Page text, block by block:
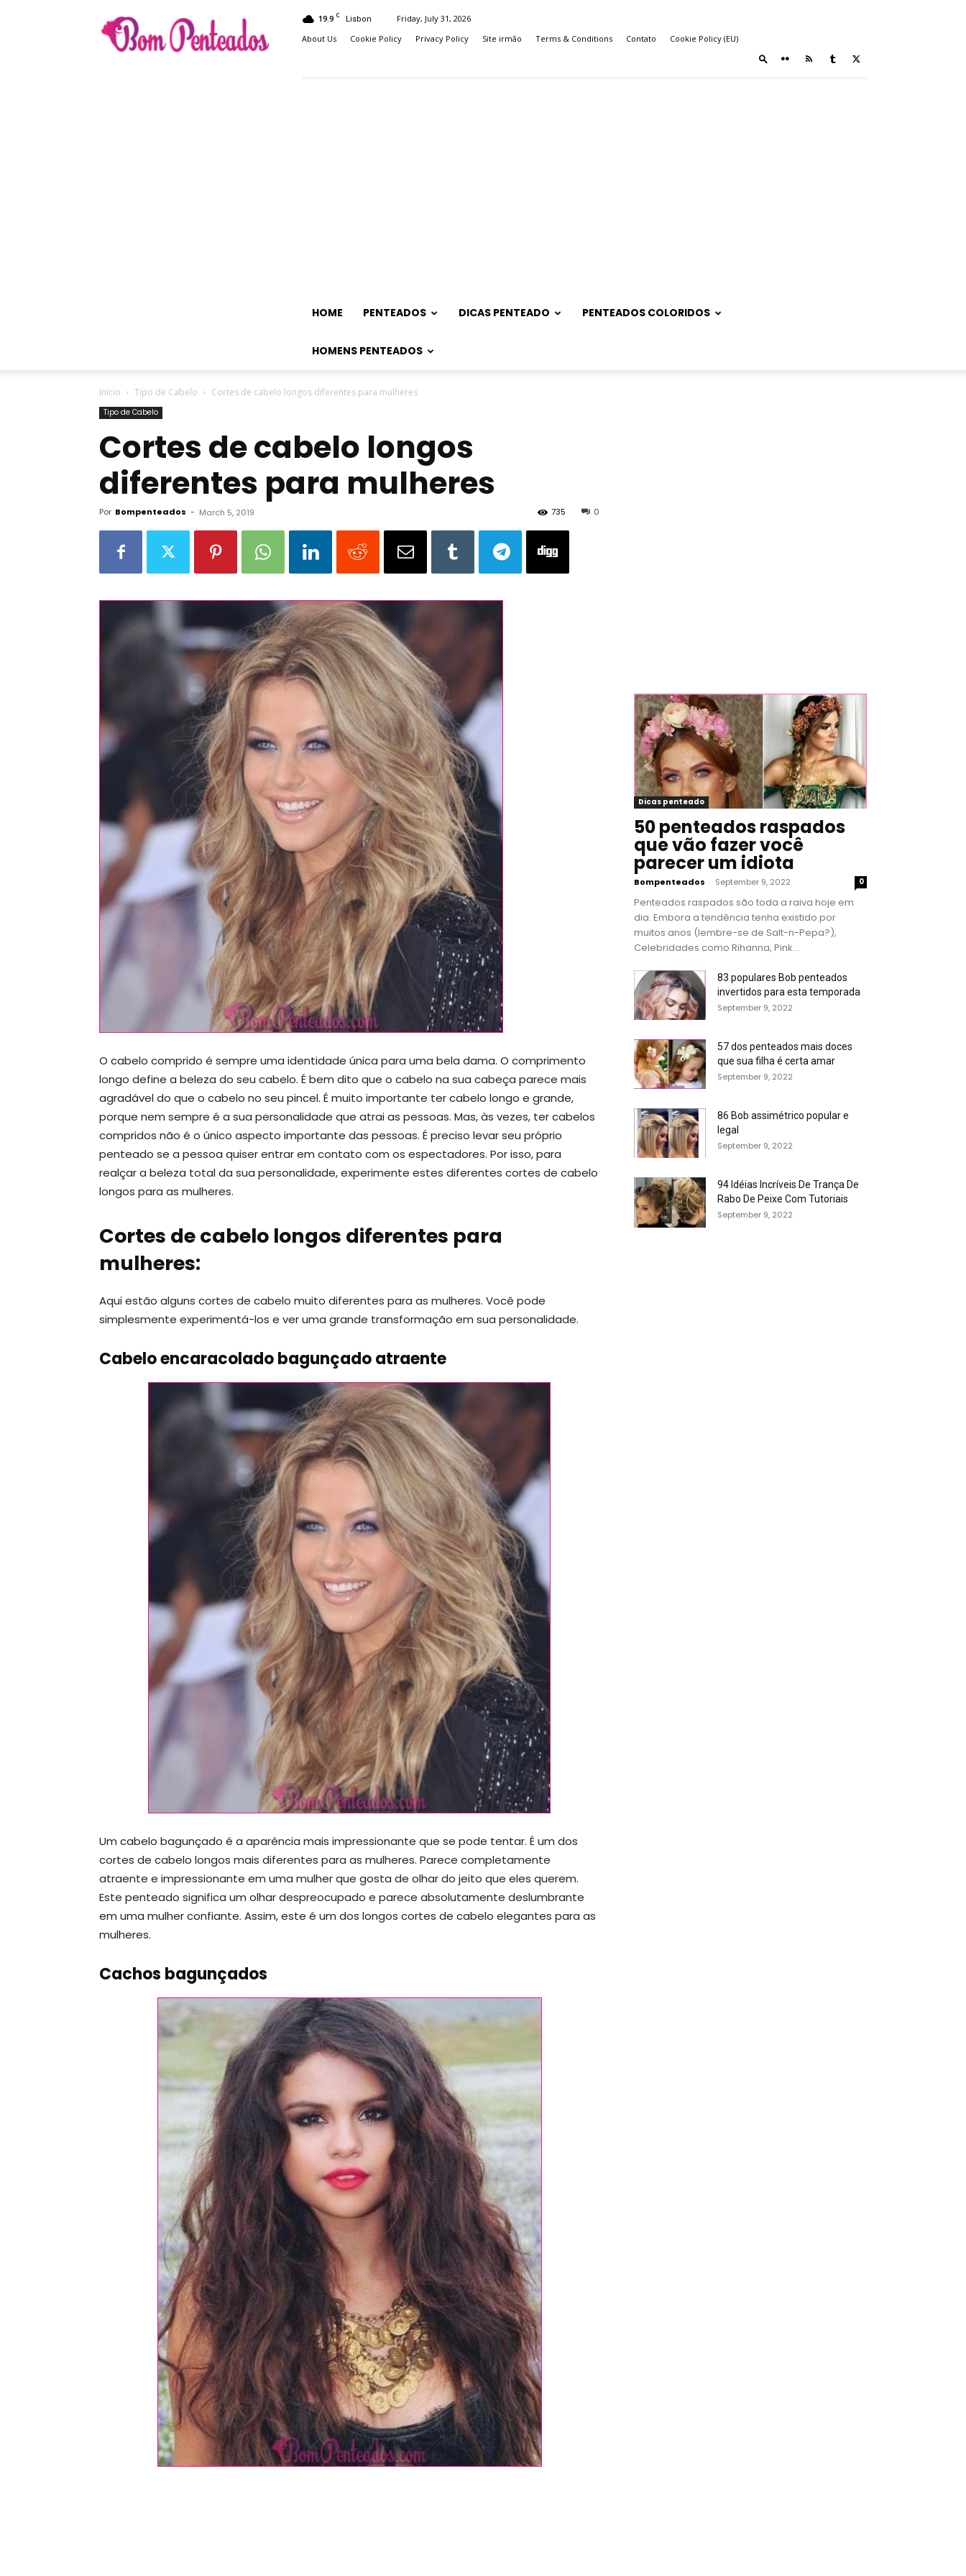
Penteados
19.9 C Lisbon
Friday, July 31, 2026
About Us
Cookie Policy Privacy Policy Site irmão Terms & Conditions Contato Cookie Policy (EU)
HOME PENTEADOS DICAS PENTEADO PENTEADOS COLORIDOS
HOMENS PENTEADOS
Início Tipo de Cabelo Cortes de cabelo longos diferentes para mulheres
Tipo de Cabelo
Cortes de cabelo longos
diferentes para mulheres
Por Bompenteados - March 5, 2019 0
735
O cabelo comprido é sempre uma identidade única para uma bela dama. O comprimento
longo define a beleza do seu cabelo. É bem dito que o cabelo na sua cabeça parece mais
agradável do que o cabelo no seu pincel. É muito importante ter cabelo longo e grande,
porque nem sempre é a sua personalidade que atrai as pessoas. Mas, às vezes, ter cabelos
compridos não é o único aspecto importante das pessoas. É preciso levar seu próprio
penteado se a pessoa quiser entrar em contato com os espectadores. Por isso, para
realçar a beleza total da sua personalidade, experimente estes diferentes cortes de cabelo
longos para as mulheres.
Cortes de cabelo longos diferentes para
mulheres:
Aqui estão alguns cortes de cabelo muito diferentes para as mulheres. Você pode
simplesmente experimentá-los e ver uma grande transformação em sua personalidade.
Cabelo encaracolado bagunçado atraente
Um cabelo bagunçado é a aparência mais impressionante que se pode tentar. É um dos
cortes de cabelo longos mais diferentes para as mulheres. Parece completamente
atraente e impressionante em uma mulher que gosta de olhar do jeito que eles querem.
Este penteado significa um olhar despreocupado e parece absolutamente deslumbrante
em uma mulher confiante. Assim, este é um dos longos cortes de cabelo elegantes para as
mulheres.
Cachos bagunçados
Dicas penteado
50 penteados raspados
que vão fazer você
parecer um idiota
Bompenteados - September 9, 2022 0
Penteados raspados são toda a raiva hoje em
dia. Embora a tendência tenha existido por
muitos anos (lembre-se de Salt-n-Pepa?),
Celebridades como Rihanna, Pink...
83 populares Bob penteados
invertidos para esta temporada
September 9, 2022
57 dos penteados mais doces
que sua filha é certa amar
September 9, 2022
86 Bob assimétrico popular e
legal
September 9, 2022
94 Idéias Incríveis De Trança De
Rabo De Peixe Com Tutoriais
September 9, 2022